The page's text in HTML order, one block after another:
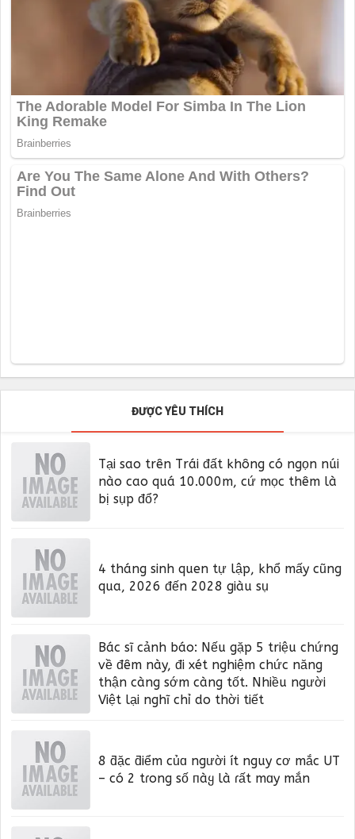
ĐƯỢC YÊU THÍCH
Tại sao trên Trái đất không có ngọn núi
nào cao quá 10.000m, cứ mọc thêm là
bị sụp đổ?
4 tháng sinh quen tự lập, khổ mấy cũng
qua, 2026 đến 2028 giàu sụ
Bác sĩ cảnh báo: Nếu gặp 5 triệu chứng
về đêm này, đi xét nghiệm chức năng
thận càng sớm càng tốt. Nhiều người
Việt lại nghĩ chỉ do thời tiết
8 ƌặc ƌiểm củɑ người ít nguy cơ mắc UT
– có 2 tɾong số пàყ là ɾất mɑy mắn